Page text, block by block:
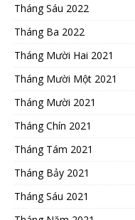
Tháng Sáu 2022
Tháng Ba 2022
Tháng Mười Hai 2021
Tháng Mười Một 2021
Tháng Mười 2021
Tháng Chín 2021
Tháng Tám 2021
Tháng Bảy 2021
Tháng Sáu 2021